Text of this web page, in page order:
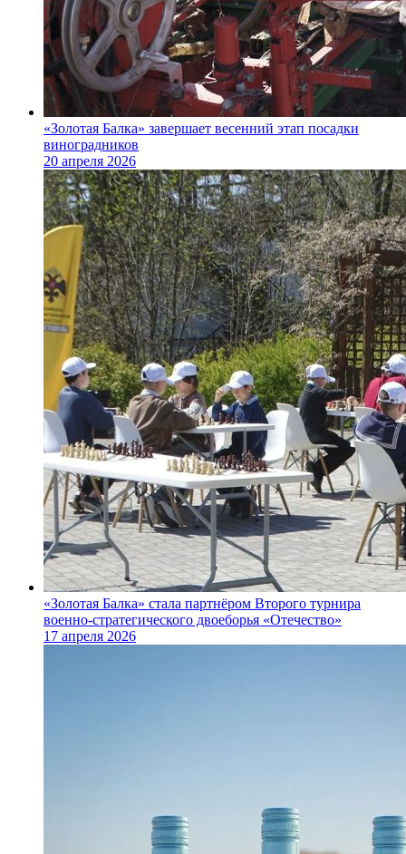
«Золотая Балка» завершает весенний этап посадки
виноградников
20 апреля 2026
«Золотая Балка» стала партнёром Второго турнира
военно‑стратегического двоеборья «Отечество»
17 апреля 2026